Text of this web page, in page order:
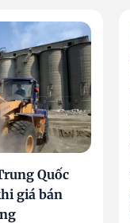
Quốc
giá bán